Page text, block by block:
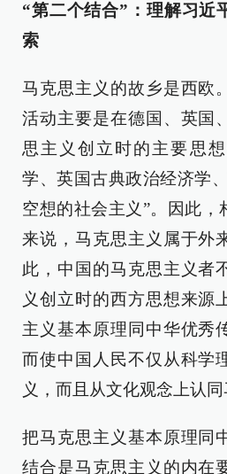
“第二个结合”：理解习近
索
马克思主义的故乡是西欧
活动主要是在德国、英国
思主义创立时的主要思
学、英国古典政治经济学
空想的社会主义”。因此，
来说，马克思主义属于外
此，中国的马克思主义者
义创立时的西方思想来源
主义基本原理同中华优秀
而使中国人民不仅从科学
义，而且从文化观念上认同
把马克思主义基本原理同
结合是马克思主义的内在